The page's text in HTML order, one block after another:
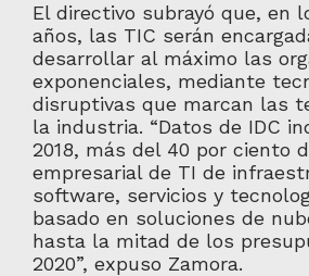
El directivo subrayó que, en
años, las TIC serán
desarrollar al máximo las
exponenciales, mediante
disruptivas que marcan las
la industria. “Datos de IDC
2018, más del 40 por ciento
empresarial de TI de
software, servicios y
basado en soluciones de
hasta la mitad de los
2020”, expuso Zamora.